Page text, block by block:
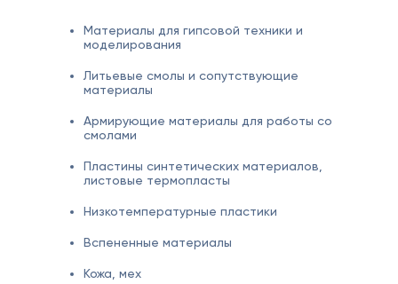
Материалы для гипсовой техники и
моделирования
Литьевые смолы и сопутствующие
материалы
Армирующие материалы для работы со
смолами
Пластины синтетических материалов,
листовые термопласты
Низкотемпературные пластики
Вспененные материалы
Кожа, мех